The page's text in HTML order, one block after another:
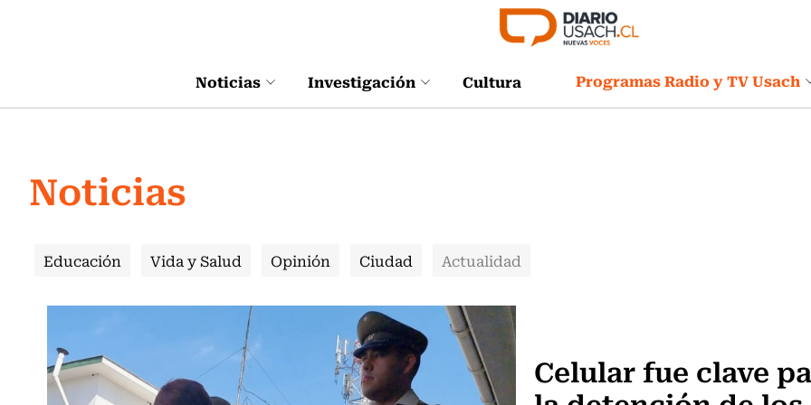
Noticias Investigación Cultura Programas Radio y TV Usach
Noticias
Educación Vida y Salud Opinión Ciudad Actualidad
Celular fue clave